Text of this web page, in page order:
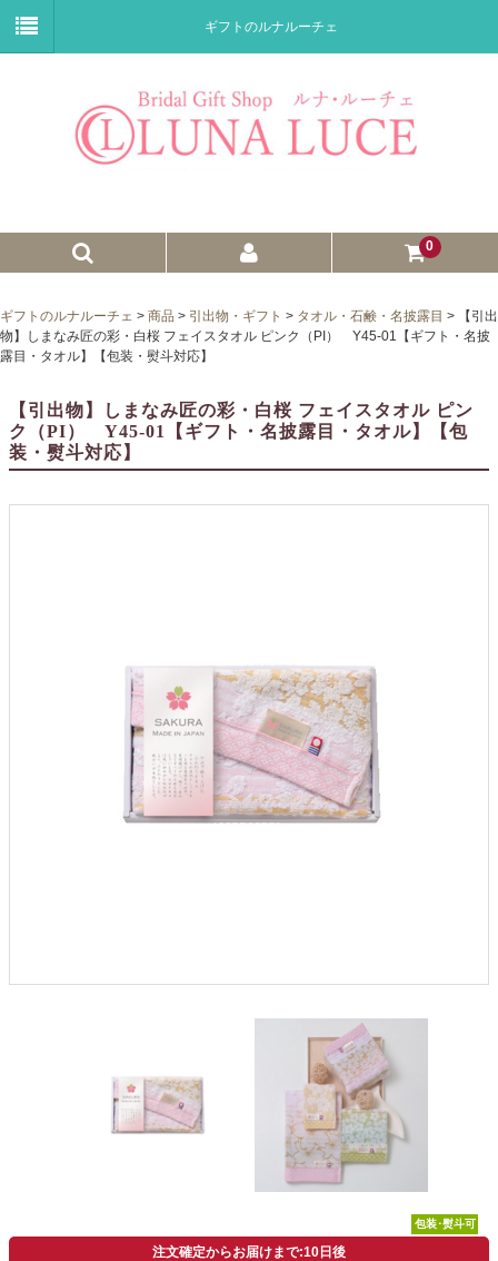
ギフトのルナルーチェ
0
プチギフト
子育て卒業証書
ブライダルバッグ
無料サンプル・資料請求
ギフトのルナルーチェ > 商品 > 引出物・ギフト > タオル・石鹸・名披露目 >
【引出
物】しまなみ匠の彩・白桜 フェイスタオル ピンク（PI） Y45-01【ギフト・名披
露目・タオル】【包装・熨斗対応】
【引出物】しまなみ匠の彩・白桜 フェイスタオル ピン
ク（PI） Y45-01【ギフト・名披露目・タオル】【包
装・熨斗対応】
包装･熨斗可
注文確定からお届けまで:10日後